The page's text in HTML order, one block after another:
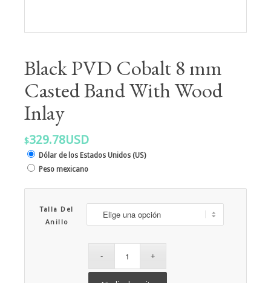
Black PVD Cobalt 8 mm
Casted Band With Wood
Inlay
$329.78USD
Dólar de los Estados Unidos (US)
Peso mexicano
Talla Del
Anillo